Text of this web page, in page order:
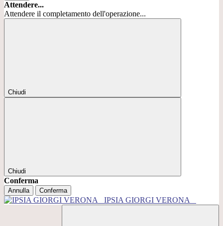
Attendere...
Attendere il completamento dell'operazione...
Chiudi
Chiudi
Conferma
Annulla Conferma
IPSIA GIORGI VERONA